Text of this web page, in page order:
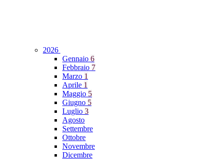
2026
Gennaio 6
Febbraio 7
Marzo 1
Aprile 1
Maggio 5
Giugno 5
Luglio 3
Agosto
Settembre
Ottobre
Novembre
Dicembre